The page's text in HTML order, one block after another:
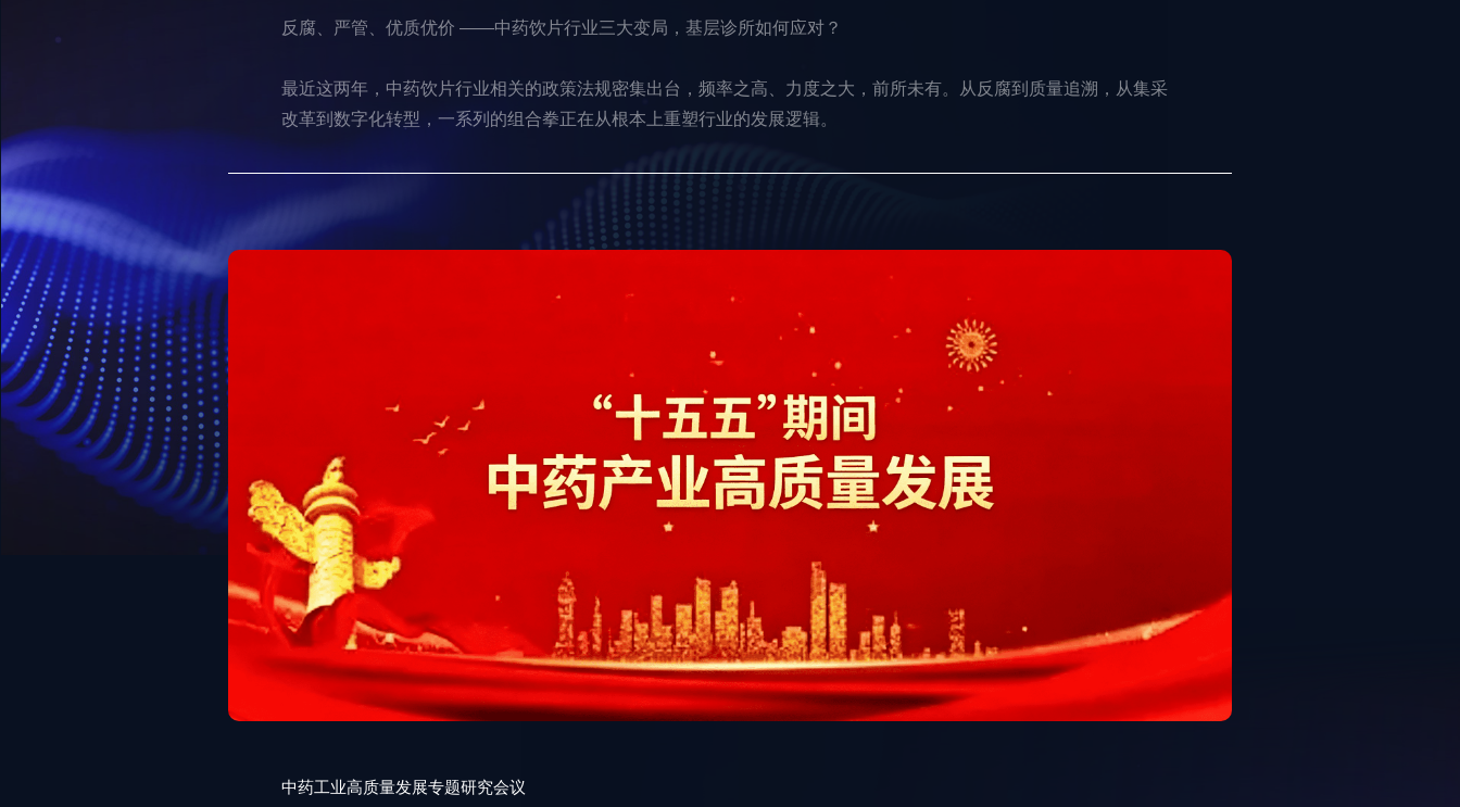
反腐、严管、优质优价 ——中药饮片行业三大变局，基层诊所如何应对？
最近这两年，中药饮片行业相关的政策法规密集出台，频率之高、力度之大，前所未有。从反腐到质量追溯，从集采
改革到数字化转型，一系列的组合拳正在从根本上重塑行业的发展逻辑。
中药工业高质量发展专题研究会议